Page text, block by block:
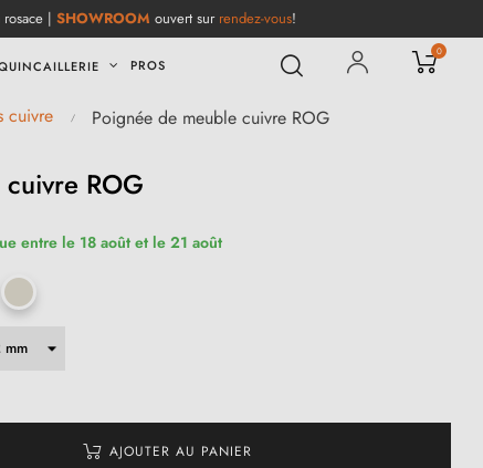
| SHOWROOM ouvert sur rendez-vous!
PROS
0
cuivre Poignée de meuble cuivre ROG
ROG
entre le 18 août et le 21 août
AJOUTER AU PANIER